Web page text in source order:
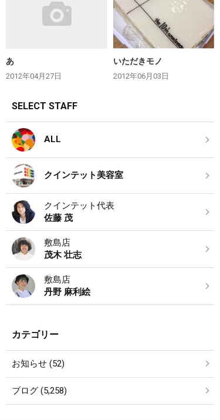
あ
2012年04月27日
いただきモノ
2012年06月03日
SELECT STAFF
ALL
クインテット美容室
クインテット代表
佐藤 茂
敷島店
茂木 壮志
敷島店
丹野 麻利絵
カテゴリー
お知らせ (52)
ブログ (5,258)